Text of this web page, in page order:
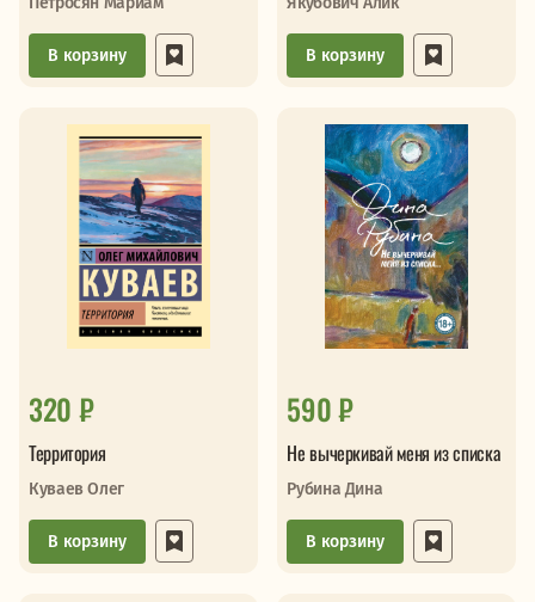
В корзину В корзину
320 ₽
Территория
Куваев Олег
В корзину
590 ₽
Не вычеркивай меня из списка
Рубина Дина
В корзину